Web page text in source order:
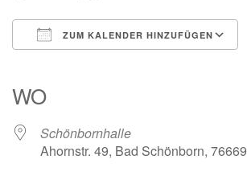
ZUM KALENDER HINZUFÜGEN
WO
Schönbornhalle
Ahornstr. 49, Bad Schönborn, 76669